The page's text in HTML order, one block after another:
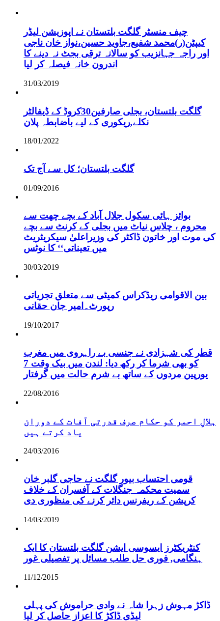
چیف منسٹر گلگت بلتستان نے اپوزیشن لیڈر
کیپٹن(ر)محمد شفیع،جاوید حسین،نواز خان ناجی
اور راجہ جہانزیب کو سالانہ ترقی بجٹ نہ دینے کا
اندرون خانہ فیصلہ کر لیا
31/03/2019
گلگت بلتستان، بجلی صارفین30کروڈ کے ڈیفالٹر
نکلے,ریکوری کے لیے باضابطہ پلان
18/01/2022
گلگت بلتستان؛ کل سے آج تک
01/09/2016
بوائز ہائی سکول جلال آباد کے بچے چھت سے
محروم ، چلاس نیاٹ میں بجلی کے کرنٹ سے بچے
کی موت اور خاتون ڈاکٹر کی وزیراعلیٰ سیکریٹریٹ
میں تعیناتی‘‘ کا نوٹس
30/03/2019
بین الاقوامی ریڈکراس کمیٹی سے متعلق تجزیاتی
رپورٹ۔امیر جان حقانی
19/10/2017
قطر کی شہزادی نے جنسی بے راہروی میں مغرب
کو بھی شرما کر رکھ دیا: لندن میں بیک وقت 7
یورپین مردوں کے ساتھ بے شرم حالت میں گرفتار
22/08/2016
ہلالِ احمر کو حکام صرف قدرتی آفات کے دوران
یاد کرتے ہیں
24/03/2016
قومی احتساب بیور گلگت نے حاجی گلبر خان
سمیت محکمہ جنگلات کے آفسران کے خلاف
کرپشن کے ریفرنس دائر کرنے کی منظوری دی
14/03/2019
کنٹریکٹرز ایسوسی ایشن گلگت بلتستان کا ایک
ہنگامی, فوری حل طلب مسائل پر تفصیلی غور
11/12/2015
ڈاکڑ مہوش زہرا شاہ نے وادی حراموش کی پہلی
لیڈی ڈاکڑ کا اعزاز حاصل کر لیا